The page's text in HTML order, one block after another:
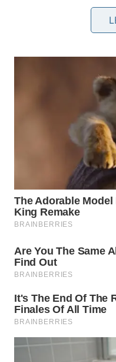
Esse intervalo
ao resfriamento
prolongada fornece o
reações ocorram,
químicos.
Como essa
transformar a
sustentável?